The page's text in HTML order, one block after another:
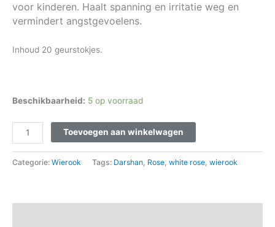
voor kinderen. Haalt spanning en irritatie weg en
vermindert angstgevoelens.
Inhoud 20 geurstokjes.
Beschikbaarheid: 5 op voorraad
Toevoegen aan winkelwagen
Categorie: Wierook Tags: Darshan, Rose, white rose, wierook